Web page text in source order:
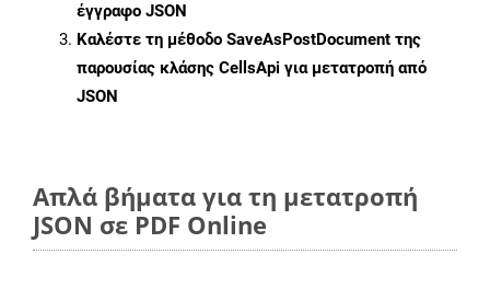
έγγραφο JSON
Καλέστε τη μέθοδο SaveAsPostDocument της
παρουσίας κλάσης CellsApi για μετατροπή από
JSON
Απλά βήματα για τη μετατροπή
JSON σε PDF Online